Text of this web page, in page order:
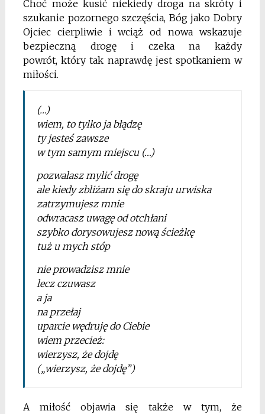
Choć może kusić niekiedy droga na skróty i
szukanie pozornego szczęścia, Bóg jako Dobry
Ojciec cierpliwie i wciąż od nowawskazuje
bezpieczną drogę i czeka na każdy
powrót,który tak naprawdę jest spotkaniem w
miłości.
(…)
wiem, to tylko ja błądzę
ty jesteś zawsze
w tym samym miejscu (…)
pozwalasz mylić drogę
ale kiedy zbliżam się do skraju urwiska
zatrzymujesz mnie
odwracasz uwagę od otchłani
szybko dorysowujesz nową ścieżkę
tuż u mych stóp
nie prowadzisz mnie
lecz czuwasz
a ja
na przełaj
uparcie wędruję do Ciebie
wiem przecież:
wierzysz, że dojdę
(„wierzysz, że dojdę”)
A miłość objawia się także w tym, że